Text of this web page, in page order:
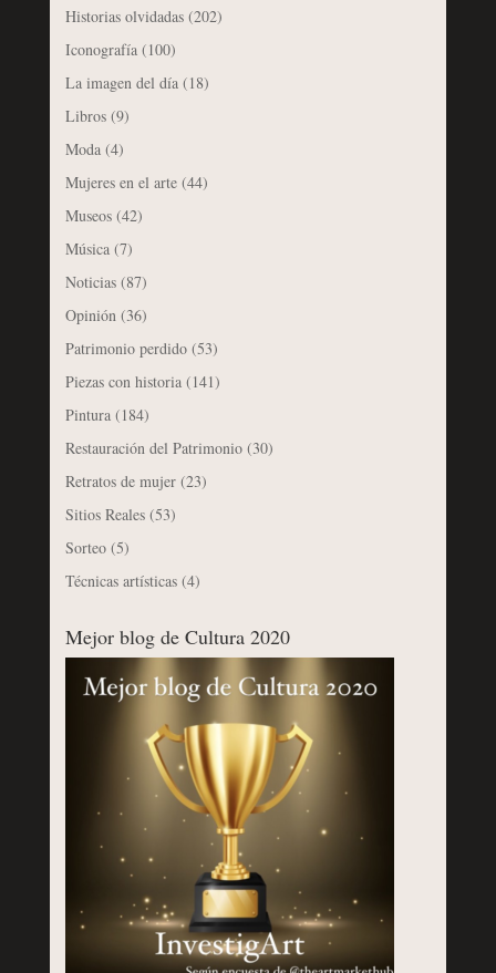
Historias olvidadas(202)
Iconografía(100)
La imagen del día(18)
Libros(9)
Moda(4)
Mujeres en el arte(44)
Museos(42)
Música(7)
Noticias(87)
Opinión(36)
Patrimonio perdido(53)
Piezas con historia(141)
Pintura(184)
Restauración del Patrimonio(30)
Retratos de mujer(23)
Sitios Reales(53)
Sorteo(5)
Técnicas artísticas(4)
Mejor blog de Cultura 2020